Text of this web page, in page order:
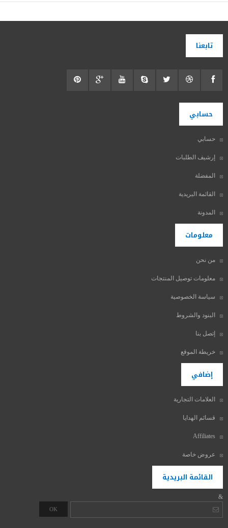
تابعنا
حسابي
حسابي
إرشيف الطلبات
المفضلة
القائمة البريدية
المدونة
معلومات
من نحن
معلومات توصيل المنتجات
سياسة الخصوصية
البنود والشروط
إتصل بنا
خريطة الموقع
إضافي
العلامات التجارية
قسائم الهدايا
Affiliates
عروض خاصة
القائمة البريدية
&